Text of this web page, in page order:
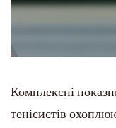
Комплексні
тенісистів